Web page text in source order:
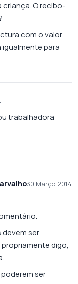
O recibo-
com o valor
para
trabalhadora
30 Março 2014
devem ser
digo,
ser